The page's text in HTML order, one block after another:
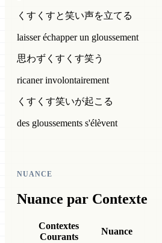
くすくすと笑い声を立てる
laisser échapper un gloussement
思わずくすくす笑う
ricaner involontairement
くすくす笑いが起こる
des gloussements s'élèvent
NUANCE
Nuance par Contexte
Contextes
Courants
Nuance